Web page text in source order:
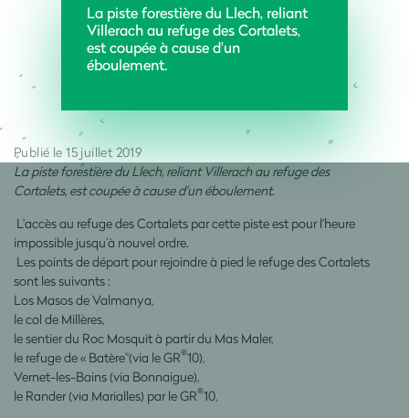
La piste forestière du Llech, reliant
Villerach au refuge des Cortalets,
est coupée à cause d'un
éboulement.
Publié le 15 juillet 2019
La piste forestière du Llech, reliant Villerach au refuge des
Cortalets, est coupée à cause d'un éboulement.
L'accès au refuge des Cortalets par cette piste est pour l'heure
impossible jusqu’à nouvel ordre.
Les points de départ pour rejoindre à pied le refuge des Cortalets
sont les suivants :
Los Masos de Valmanya,
le col de Millères,
le sentier du Roc Mosquit à partir du Mas Maler,
le refuge de « Batère"(via le GR®10),
Vernet-les-Bains (via Bonnaigue),
le Rander (via Marialles) par le GR®10,